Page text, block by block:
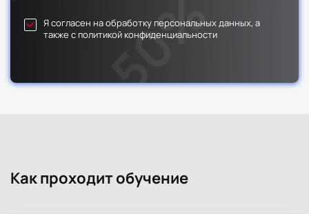
Я согласен на обработку персональных данных, а
также с политикой конфиденциальности
Как проходит обучение